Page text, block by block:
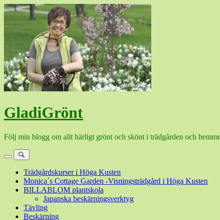
Hoppa
GladiGrönt
Följ min blogg om allt härligt grönt och skönt i trädgården och
MenySök
Trädgårdskurser i Höga Kusten
Monica´s Cottage Garden -Visningsträdgård i Höga Kusten
BILLABLOM plantskola
Japanska beskärningsverktyg
Tävling
Beskärning